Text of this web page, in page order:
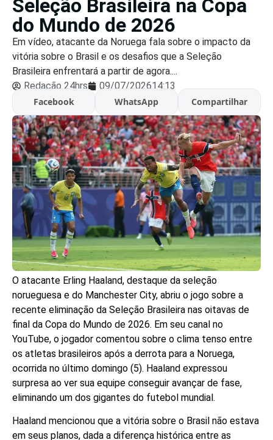
Seleção Brasileira na Copa
do Mundo de 2026
Em vídeo, atacante da Noruega fala sobre o impacto da
vitória sobre o Brasil e os desafios que a Seleção
Brasileira enfrentará a partir de agora....
Redação 24hrs
09/07/202614:13
Facebook
WhatsApp Compartilhar
O atacante Erling Haaland, destaque da seleção
norueguesa e do Manchester City, abriu o jogo sobre a
recente eliminação da Seleção Brasileira nas oitavas de
final da Copa do Mundo de 2026. Em seu canal no
YouTube, o jogador comentou sobre o clima tenso entre
os atletas brasileiros após a derrota para a Noruega,
ocorrida no último domingo (5). Haaland expressou
surpresa ao ver sua equipe conseguir avançar de fase,
eliminando um dos gigantes do futebol mundial.
Haaland mencionou que a vitória sobre o Brasil não estava
em seus planos, dada a diferença histórica entre as